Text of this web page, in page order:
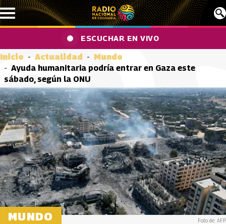
Pasar al contenido principal
ESCUCHAR EN VIVO
Inicio Actualidad
Mundo
Ayuda humanitaria podría entrar en Gaza este
sábado, según la ONU
MUNDO Foto de: AFP